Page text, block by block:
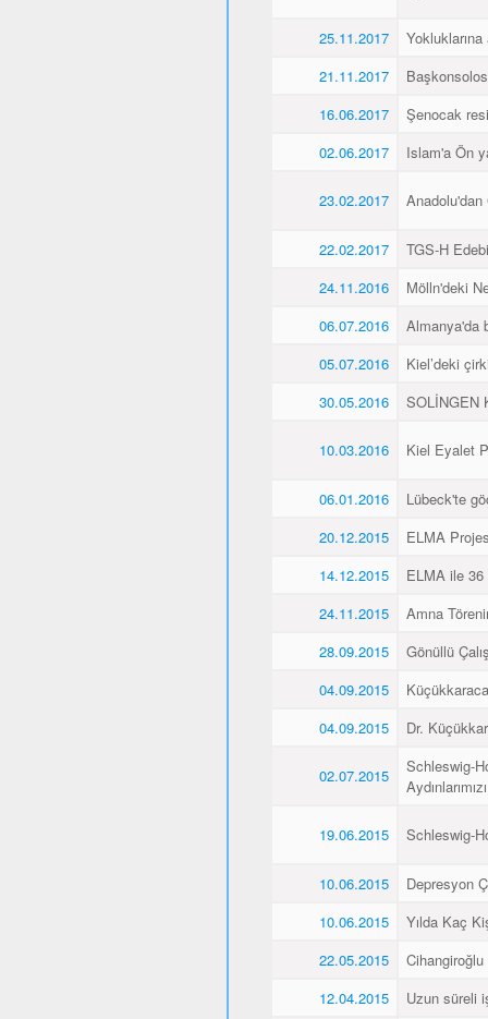
25.11.2017
Yokluklarına
21.11.2017
16.06.2017
Şenocak
02.06.2017
Islam'a Ön
23.02.2017
22.02.2017
TGS-H
24.11.2016
Mölln'deki
06.07.2016
Almanya'da
05.07.2016
Kiel’deki
30.05.2016
SOLİNGEN
10.03.2016 Kiel Eyalet
06.01.2016
Lübeck'te
20.12.2015
ELMA
14.12.2015
ELMA ile
24.11.2015
Amna
28.09.2015
Gönüllü
04.09.2015
04.09.2015
Dr.
02.07.2015
Schleswig-
19.06.2015 Schleswig-
10.06.2015
Depresyon
10.06.2015
Yılda Kaç
22.05.2015
12.04.2015
Uzun süreli